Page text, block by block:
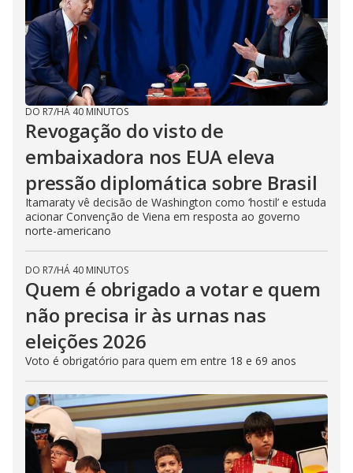
DO R7/HÁ 40 MINUTOS
Revogação do visto de
embaixadora nos EUA eleva
pressão diplomática sobre Brasil
Itamaraty vê decisão de Washington como ‘hostil’ e estuda
acionar Convenção de Viena em resposta ao governo
norte-americano
DO R7/HÁ 40 MINUTOS
Quem é obrigado a votar e quem
não precisa ir às urnas nas
eleições 2026
Voto é obrigatório para quem em entre 18 e 69 anos